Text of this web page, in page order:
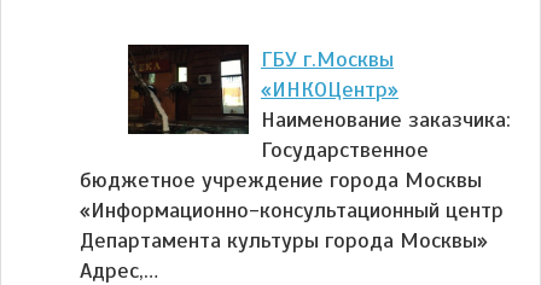
ГБУ г.Москвы
«ИНКОЦентр»
Наименование заказчика:
Государственное
бюджетное учреждение города Москвы
«Информационно-консультационный центр
Департамента культуры города Москвы»
Адрес,…